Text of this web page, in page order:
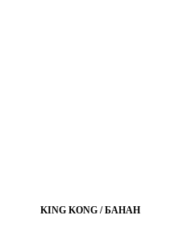
KING KONG / БАНАН
ул.Курляндская, д.49